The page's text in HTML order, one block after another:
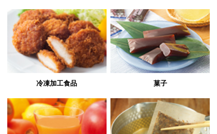
冷凍加工食品 菓子